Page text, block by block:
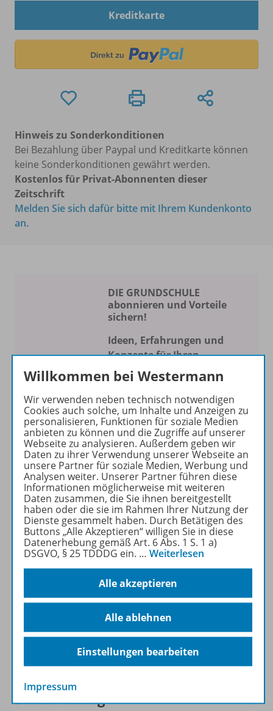
Kreditkarte
Hinweis zu Sonderkonditionen
Bei Bezahlung über Paypal und Kreditkarte können
keine Sonderkonditionen gewährt werden.
Kostenlos für Privat-Abonnenten dieser
Zeitschrift
Melden Sie sich dafür bitte mit Ihrem Kundenkonto
an.
DIE GRUNDSCHULE
abonnieren und Vorteile
sichern!
Ideen, Erfahrungen und
Konzepte für Ihren
Schulalltag
Die Zeitschrift erscheint als
Print- und als digitale Version.
Beiträge und Materialien
können im Online-Archiv von
DIE GRUNDSCHULE kostenlos
recherchiert und
heruntergeladen werden (nur
für Privatpersonen).
Jetzt kostengünstig
Probelesen oder gleich zum
Vorteilspreis abonnieren!
ZU DEN ABO-ANGEBOTEN
Informationen
Beschreibung
Willkommen bei Westermann
Wir verwenden neben technisch notwendigen
Cookies auch solche, um Inhalte und Anzeigen zu
personalisieren, Funktionen für soziale Medien
anbieten zu können und die Zugriffe auf unserer
Webseite zu analysieren. Außerdem geben wir
Daten zu ihrer Verwendung unserer Webseite an
unsere Partner für soziale Medien, Werbung und
Analysen weiter. Unserer Partner führen diese
Informationen möglicherweise mit weiteren
Daten zusammen, die Sie ihnen bereitgestellt
haben oder die sie im Rahmen Ihrer Nutzung der
Dienste gesammelt haben. Durch Betätigen des
Buttons „Alle Akzeptieren“ willigen Sie in diese
Datenerhebung gemäß Art. 6 Abs. 1 S. 1 a)
DSGVO, § 25 TDDDG ein. … Weiterlesen
Alle akzeptieren
Alle ablehnen
Einstellungen bearbeiten
Impressum